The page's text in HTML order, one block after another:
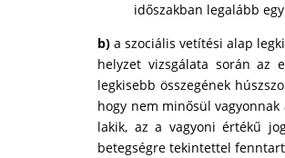
időszakban legalább
b) a szociális vetítési alap
helyzet vizsgálata során az
legkisebb összegének
hogy nem minősül
lakik, az a vagyoni értékű
betegségre tekintettel